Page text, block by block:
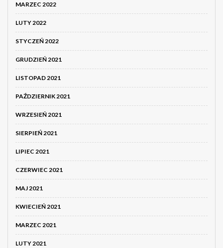
MARZEC 2022
LUTY 2022
STYCZEŃ 2022
GRUDZIEŃ 2021
LISTOPAD 2021
PAŹDZIERNIK 2021
WRZESIEŃ 2021
SIERPIEŃ 2021
LIPIEC 2021
CZERWIEC 2021
MAJ 2021
KWIECIEŃ 2021
MARZEC 2021
LUTY 2021